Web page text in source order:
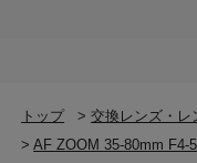
トップ >交換レンズ・レ
>AF ZOOM 35-80mm F4-